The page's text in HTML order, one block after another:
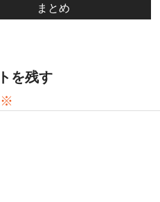
まとめ
を残す
※